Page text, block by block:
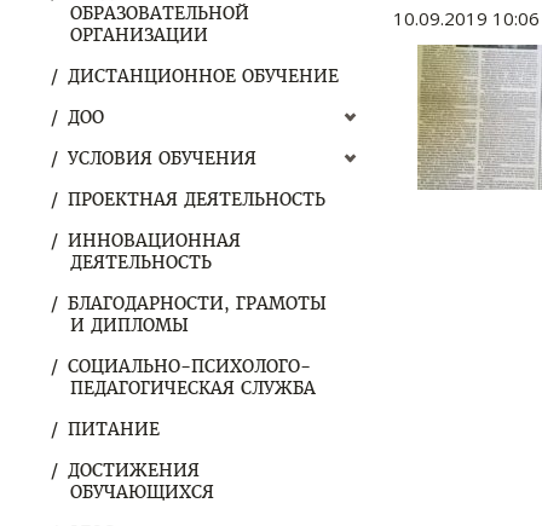
ОБРАЗОВАТЕЛЬНОЙ
ОРГАНИЗАЦИИ
ДИСТАНЦИОННОЕ ОБУЧЕНИЕ
ДОО
УСЛОВИЯ ОБУЧЕНИЯ
ПРОЕКТНАЯ ДЕЯТЕЛЬНОСТЬ
ИННОВАЦИОННАЯ
ДЕЯТЕЛЬНОСТЬ
БЛАГОДАРНОСТИ, ГРАМОТЫ
И ДИПЛОМЫ
СОЦИАЛЬНО-ПСИХОЛОГО-
ПЕДАГОГИЧЕСКАЯ СЛУЖБА
ПИТАНИЕ
ДОСТИЖЕНИЯ
ОБУЧАЮЩИХСЯ
10.09.2019 10:06